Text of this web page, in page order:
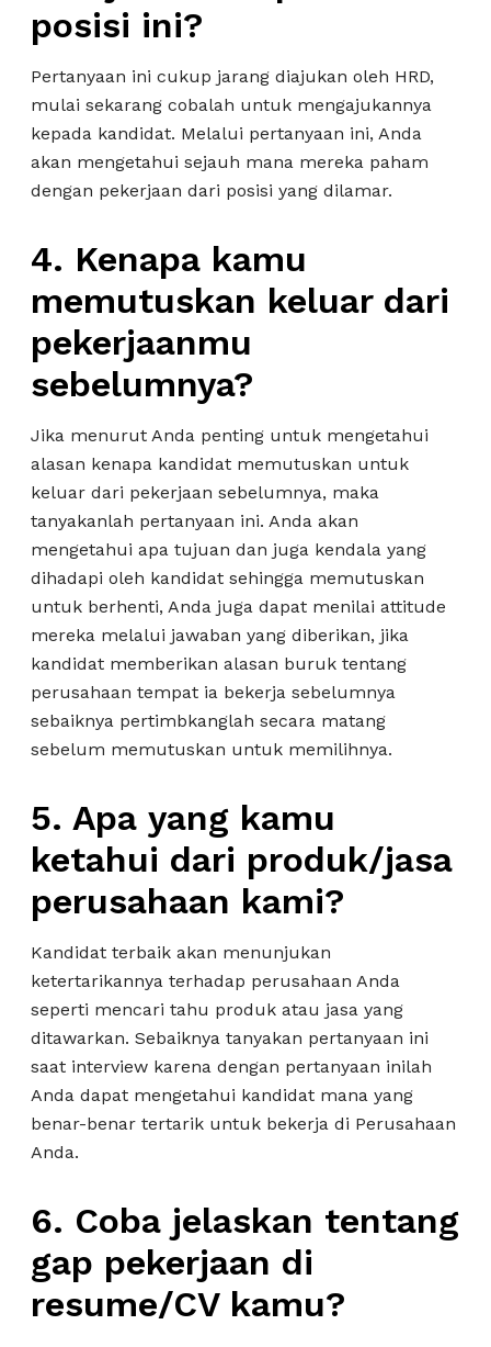
posisi ini?
Pertanyaan ini cukup jarang diajukan oleh HRD,
mulai sekarang cobalah untuk mengajukannya
kepada kandidat. Melalui pertanyaan ini, Anda
akan mengetahui sejauh mana mereka paham
dengan pekerjaan dari posisi yang dilamar.
4. Kenapa kamu
memutuskan keluar dari
pekerjaanmu
sebelumnya?
Jika menurut Anda penting untuk mengetahui
alasan kenapa kandidat memutuskan untuk
keluar dari pekerjaan sebelumnya, maka
tanyakanlah pertanyaan ini. Anda akan
mengetahui apa tujuan dan juga kendala yang
dihadapi oleh kandidat sehingga memutuskan
untuk berhenti, Anda juga dapat menilai attitude
mereka melalui jawaban yang diberikan, jika
kandidat memberikan alasan buruk tentang
perusahaan tempat ia bekerja sebelumnya
sebaiknya pertimbkanglah secara matang
sebelum memutuskan untuk memilihnya.
5. Apa yang kamu
ketahui dari produk/jasa
perusahaan kami?
Kandidat terbaik akan menunjukan
ketertarikannya terhadap perusahaan Anda
seperti mencari tahu produk atau jasa yang
ditawarkan. Sebaiknya tanyakan pertanyaan ini
saat interview karena dengan pertanyaan inilah
Anda dapat mengetahui kandidat mana yang
benar-benar tertarik untuk bekerja di Perusahaan
Anda.
6. Coba jelaskan tentang
gap pekerjaan di
resume/CV kamu?